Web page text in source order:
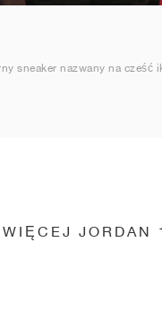
sneaker nazwany na cześć
WIĘCEJ JORDAN